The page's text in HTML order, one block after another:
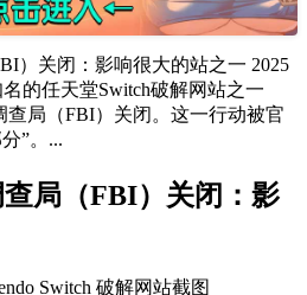
）关闭：影响很大的站之一 2025
的任天堂Switch破解网站之一
局（FBI）关闭。这一行动被官
”。...
局（FBI）关闭：影